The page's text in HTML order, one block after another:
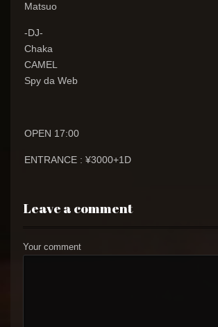
Matsuo
-DJ-
Chaka
CAMEL
Spy da Web
OPEN 17:00
ENTRANCE : ¥3000+1D
Leave a comment
Your comment